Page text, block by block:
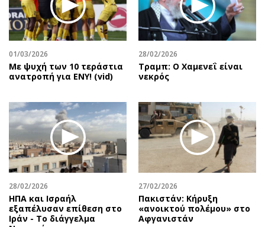
01/03/2026
Με ψυχή των 10 τεράστια
ανατροπή για ΕΝΥ! (vid)
28/02/2026
Τραμπ: Ο Χαμενεΐ είναι
νεκρός
28/02/2026
ΗΠΑ και Ισραήλ
εξαπέλυσαν επίθεση στο
Ιράν - Το διάγγελμα
27/02/2026
Πακιστάν: Κήρυξη
«ανοικτού πολέμου» στο
Αφγανιστάν